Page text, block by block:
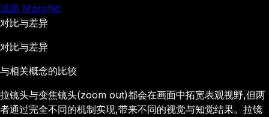
试用 Morphic
对比与差异
对比与差异
与相关概念的比较
拉镜头与变焦镜头(zoom out)都会在画面中拓宽表观视野,但两
者通过完全不同的机制实现,带来不同的视觉与知觉结果。拉镜